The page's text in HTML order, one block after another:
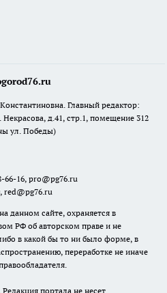
Главный редактор:
д.41, стр.1, помещение 312
ул. Победы)
66-16, pro@pg76.ru
, red@pg76.ru
данном сайте, охраняется в
РФ об авторском праве и не
в какой бы то ни было форме, в
переработке не иначе
Редакция портала не несет